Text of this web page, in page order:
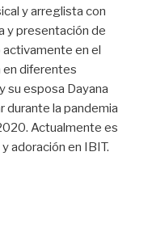
y arreglista con
y presentación de
en el
en diferentes
su esposa Dayana
durante la pandemia
Actualmente es
adoración en IBIT.